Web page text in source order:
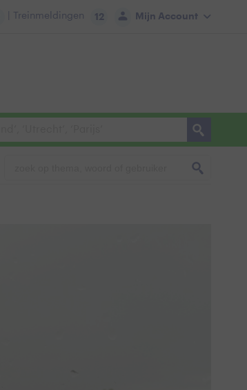
Mijn Account
| Treinmeldingen 12